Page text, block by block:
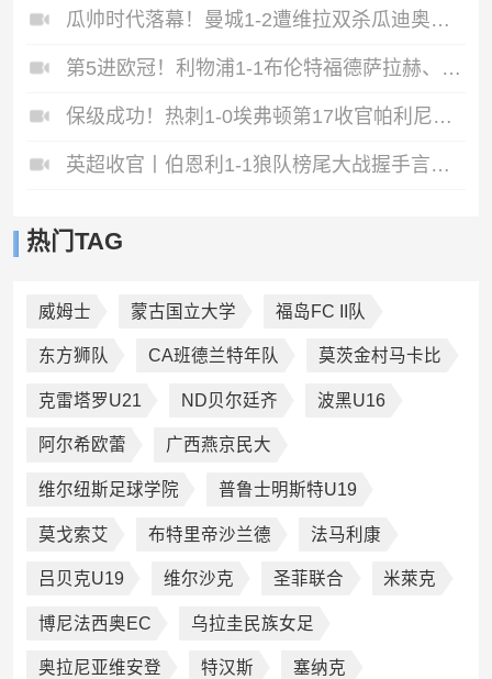
瓜帅时代落幕！曼城1-2遭维拉双杀瓜迪奥拉、B席、斯通斯告别战
第5进欧冠！利物浦1-1布伦特福德萨拉赫、罗伯逊结束9年红军生涯
保级成功！热刺1-0埃弗顿第17收官帕利尼亚制胜热刺近6轮仅1负
英超收官丨伯恩利1-1狼队榜尾大战握手言和两队双双降入英冠
热门TAG
威姆士 蒙古国立大学 福岛FC II队
东方狮队 CA班德兰特年队 莫茨金村马卡比
克雷塔罗U21 ND贝尔廷齐 波黑U16
阿尔希欧蕾 广西燕京民大
维尔纽斯足球学院 普鲁士明斯特U19
莫戈索艾 布特里帝沙兰德 法马利康
吕贝克U19 维尔沙克 圣菲联合 米萊克
博尼法西奥EC 乌拉圭民族女足
奥拉尼亚维安登 特汉斯 塞纳克